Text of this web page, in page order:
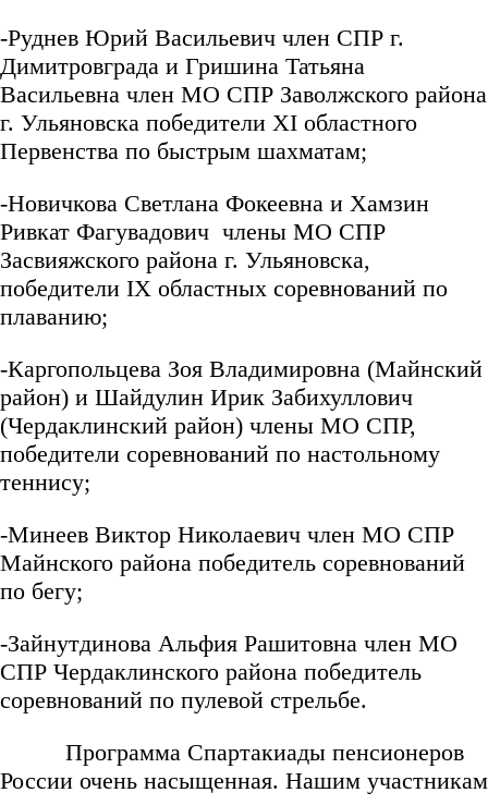
-Руднев Юрий Васильевич член СПР г.
Димитровграда и Гришина Татьяна
Васильевна член МО СПР Заволжского района
г. Ульяновска победители XI областного
Первенства по быстрым шахматам;
-Новичкова Светлана Фокеевна и Хамзин
Ривкат Фагувадович члены МО СПР
Засвияжского района г. Ульяновска,
победители IX областных соревнований по
плаванию;
-Каргопольцева Зоя Владимировна (Майнский
район) и Шайдулин Ирик Забихуллович
(Чердаклинский район) члены МО СПР,
победители соревнований по настольному
теннису;
-Минеев Виктор Николаевич член МО СПР
Майнского района победитель соревнований
по бегу;
-Зайнутдинова Альфия Рашитовна член МО
СПР Чердаклинского района победитель
соревнований по пулевой стрельбе.
Программа Спартакиады пенсионеров
России очень насыщенная. Нашим участникам